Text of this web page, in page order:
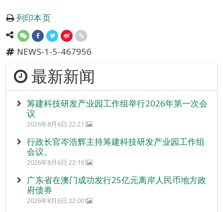
列印本页
NEWS-1-5-467956
最新新闻
筹建科技研发产业园工作组举行2026年第一次会
议
2026年8月6日 22:21
行政长官岑浩辉主持筹建科技研发产业园工作组
会议。
2026年8月6日 22:16
广东省在澳门成功发行25亿元离岸人民币地方政
府债券
2026年8月6日 22:00